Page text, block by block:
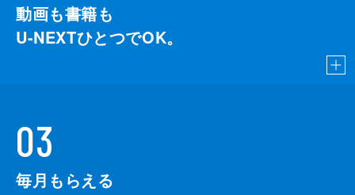
動画も書籍も
U-NEXTひとつでOK。
03
毎月もらえる